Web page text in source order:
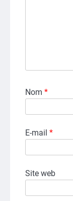
Nom *
E-mail *
Site web